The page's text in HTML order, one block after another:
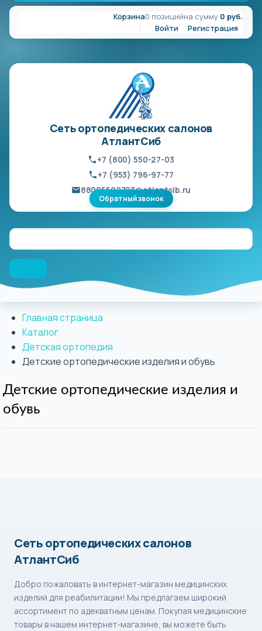
Корзина0 позицийна сумму 0 руб.
Войти
Регистрация
Сеть ортопедических салонов
АтлантСиб
+7 (800) 550-27-03
+7 (953) 796-97-77
88005502703@atlantsib.ru
Обратный звонок
Главная страница
Каталог
Детская ортопедия
Детские ортопедические изделия и обувь
Детские ортопедические изделия и
обувь
Сеть ортопедических салонов
АтлантСиб
Добро пожаловать в интернет-магазин медицинских
изделий для реабилитации! Мы предлагаем широкий
ассортимент по адекватным ценам. Покупая медицинские
товары в нашем интернет-магазине, вы можете быть